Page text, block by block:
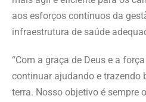
aos esforços contínuos da
infraestrutura de saúde
“Com a graça de Deus e a
continuar ajudando e trazendo
terra. Nosso objetivo é sempre